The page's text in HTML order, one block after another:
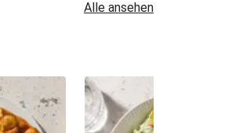
Alle ansehen